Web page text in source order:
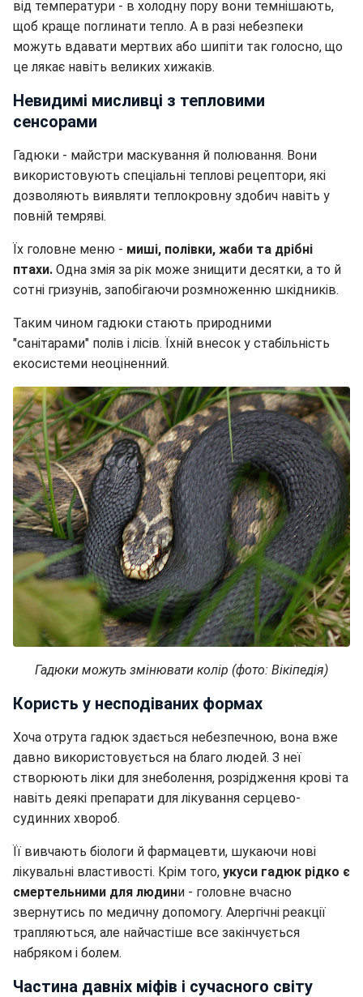
від температури - в холодну пору вони темнішають,
щоб краще поглинати тепло. А в разі небезпеки
можуть вдавати мертвих або шипіти так голосно, що
це лякає навіть великих хижаків.
Невидимі мисливці з тепловими
сенсорами
Гадюки - майстри маскування й полювання. Вони
використовують спеціальні теплові рецептори, які
дозволяють виявляти теплокровну здобич навіть у
повній темряві.
Їх головне меню - миші, полівки, жаби та дрібні
птахи. Одна змія за рік може знищити десятки, а то й
сотні гризунів, запобігаючи розмноженню шкідників.
Таким чином гадюки стають природними
"санітарами" полів і лісів. Їхній внесок у стабільність
екосистеми неоціненний.
Гадюки можуть змінювати колір (фото: Вікіпедія)
Користь у несподіваних формах
Хоча отрута гадюк здається небезпечною, вона вже
давно використовується на благо людей. З неї
створюють ліки для знеболення, розрідження крові та
навіть деякі препарати для лікування серцево-
судинних хвороб.
Її вивчають біологи й фармацевти, шукаючи нові
лікувальні властивості. Крім того, укуси гадюк рідко є
смертельними для людини - головне вчасно
звернутись по медичну допомогу. Алергічні реакції
трапляються, але найчастіше все закінчується
набряком і болем.
Частина давніх міфів і сучасного світу